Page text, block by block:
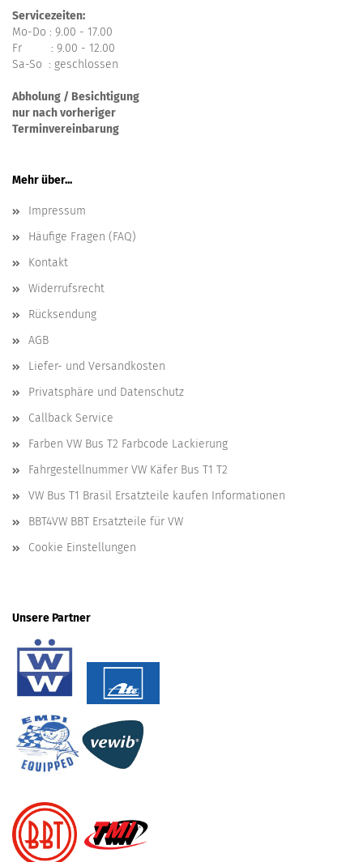
Servicezeiten:
Mo-Do : 9.00 - 17.00
Fr : 9.00 - 12.00
Sa-So : geschlossen
Abholung / Besichtigung
nur nach vorheriger
Terminvereinbarung
Mehr über...
Impressum
Häufige Fragen (FAQ)
Kontakt
Widerrufsrecht
Rücksendung
AGB
Liefer- und Versandkosten
Privatsphäre und Datenschutz
Callback Service
Farben VW Bus T2 Farbcode Lackierung
Fahrgestellnummer VW Käfer Bus T1 T2
VW Bus T1 Brasil Ersatzteile kaufen Informationen
BBT4VW BBT Ersatzteile für VW
Cookie Einstellungen
Unsere Partner